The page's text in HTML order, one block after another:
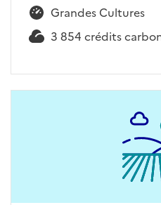
Grandes Cultures
3 854 crédits